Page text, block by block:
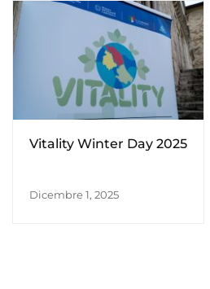
Vitality Winter Day 2025
Dicembre 1, 2025